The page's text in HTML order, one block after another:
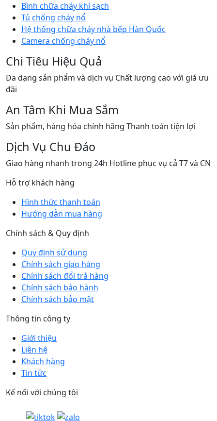
Bình chữa cháy khí sạch
Tủ chống cháy nổ
Hệ thống chữa cháy nhà bếp Hàn Quốc
Camera chống cháy nổ
Chi Tiêu Hiệu Quả
Đa dạng sản phẩm và dịch vụ Chất lượng cao với giá ưu
đãi
An Tâm Khi Mua Sắm
Sản phẩm, hàng hóa chính hãng Thanh toán tiện lợi
Dịch Vụ Chu Đáo
Giao hàng nhanh trong 24h Hotline phục vụ cả T7 và CN
Hỗ trợ khách hàng
Hình thức thanh toán
Hướng dẫn mua hàng
Chính sách & Quy định
Quy định sử dụng
Chính sách giao hàng
Chính sách đổi trả hàng
Chính sách bảo hành
Chính sách bảo mật
Thông tin công ty
Giới thiệu
Liên hệ
Khách hàng
Tin tức
Kế nối với chúng tôi